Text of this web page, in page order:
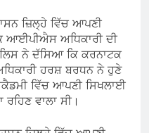
ਜ਼ਿਲ੍ਹੇ ਵਿੱਚ ਆਪਣੀ
ਆਈਪੀਐਸ ਅਧਿਕਾਰੀ ਦੀ
ਨੇ ਦੱਸਿਆ ਕਿ ਕਰਨਾਟਕ
ਹਰਸ਼ ਬਰਧਨ ਨੇ ਹੁਣੇ
ਵਿੱਚ ਆਪਣੀ ਸਿਖਲਾਈ
ਵਾਲਾ ਸੀ।